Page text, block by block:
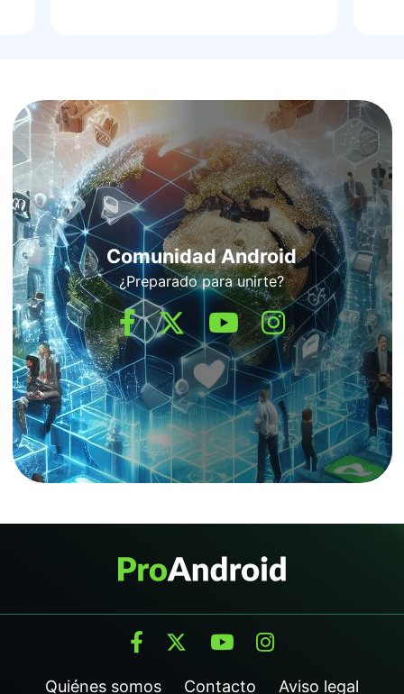
Comunidad Android
¿Preparado para unirte?
Quiénes somos Contacto Aviso legal